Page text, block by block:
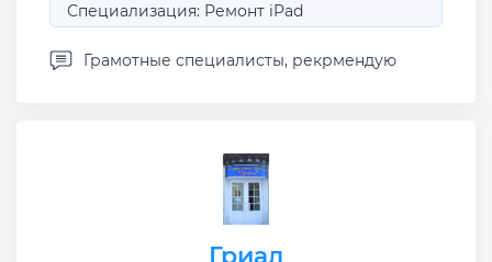
Специализация: Ремонт iPad
Грамотные специалисты, рекрмендую
Гриал